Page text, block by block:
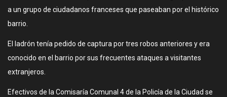
a un grupo de ciudadanos franceses que paseaban por el histórico
barrio.
El ladrón tenía pedido de captura por tres robos anteriores y era
conocido en el barrio por sus frecuentes ataques a visitantes
extranjeros.
Efectivos de la Comisaría Comunal 4 de la Policía de la Ciudad se